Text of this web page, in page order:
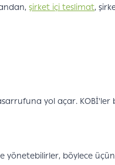
şirket içi teslimat,
yol açar.
yönetebilirler, böylece